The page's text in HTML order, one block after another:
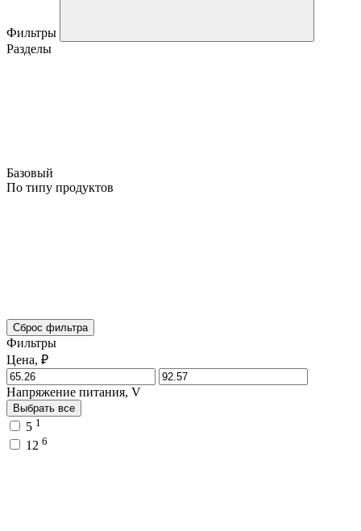
Фильтры
Разделы
Базовый
По типу продуктов
Сброс фильтра
Фильтры
Цена, ₽
Напряжение питания, V
Выбрать все
5 1
12 6